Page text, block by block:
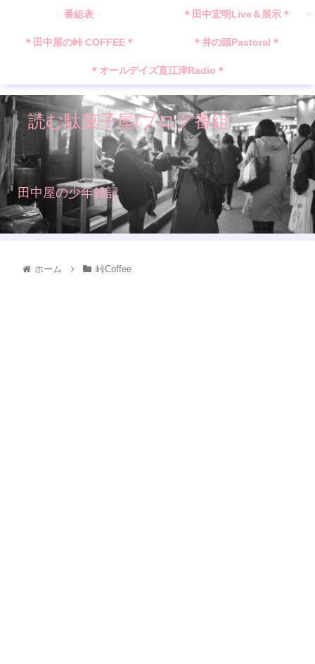
読む駄菓子屋/ブログ番組
田中屋の少年雑記
番組表 ＊田中宏明Live＆展示＊
＊田中屋の峠 COFFEE＊ ＊井の頭Pastoral＊
＊オールデイズ直江津Radio＊
ホーム 峠Coffee